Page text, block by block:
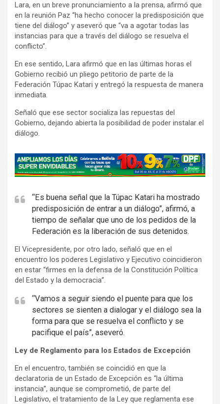
Lara, en un breve pronunciamiento a la prensa, afirmó que
en la reunión Paz “ha hecho conocer la predisposición que
tiene del diálogo” y aseveró que “va a agotar todas las
instancias para que a través del diálogo se resuelva el
conflicto”.
En ese sentido, Lara afirmó que en las últimas horas el
Gobierno recibió un pliego petitorio de parte de la
Federación Túpac Katari y entregó la respuesta de manera
inmediata.
Señaló que ese sector socializa las repuestas del
Gobierno, dejando abierta la posibilidad de poder instalar el
diálogo.
A
d
e
s
e
m
n
“Es buena señal que la Túpac Katari ha mostrado
predisposición de entrar a un diálogo”, afirmó, a
tiempo de señalar que uno de los pedidos de la
Federación es la liberación de sus detenidos.
El Vicepresidente, por otro lado, señaló que en el
encuentro los poderes Legislativo y Ejecutivo coincidieron
en estar “firmes en la defensa de la Constitución Política
del Estado y la democracia”.
“Vamos a seguir siendo el puente para que los
sectores se sienten a dialogar y el diálogo sea la
forma para que se resuelva el conflicto y se
pacifique el país”, aseveró.
Ley de Reglamento para los Estados de Excepción
En el encuentro, también se coincidió en que la
declaratoria de un Estado de Excepción es “la última
instancia”, aunque se comprometió, de parte del
Legislativo, el tratamiento de la Ley que reglamenta ese